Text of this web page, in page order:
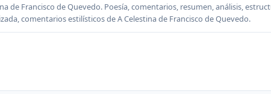
de Francisco de Quevedo. Poesía, comentarios, resumen, análisis,
comentarios estilísticos de A Celestina de Francisco de Quevedo.